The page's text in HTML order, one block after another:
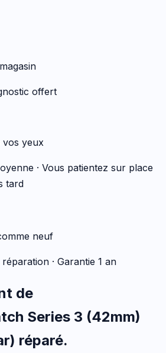
offert
vos yeux
· Vous patientez sur place
tard
neuf
· Garantie 1 an
de
Series 3 (42mm)
réparé.